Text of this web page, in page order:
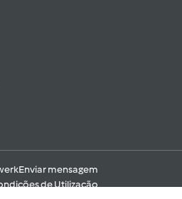
Enviar mensagem
de Utilização